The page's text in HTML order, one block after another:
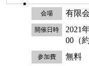
会場 有限
開催日時
2021
00（
参加費 無料